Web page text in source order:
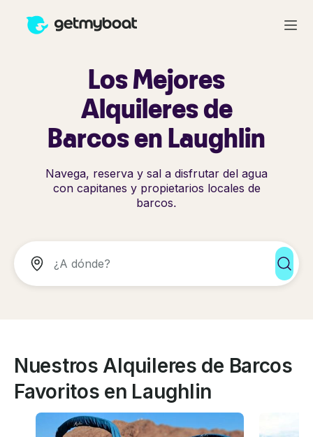
Los Mejores
Alquileres de
Barcos en Laughlin
Navega, reserva y sal a disfrutar del agua
con capitanes y propietarios locales de
barcos.
Nuestros Alquileres de Barcos
Favoritos en Laughlin